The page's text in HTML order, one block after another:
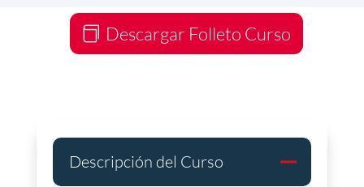
Descargar Folleto Curso
Descripción del Curso